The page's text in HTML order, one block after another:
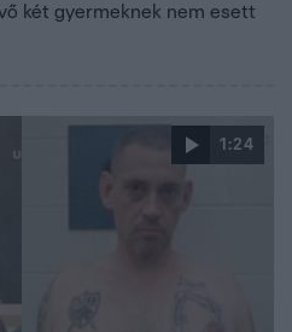
két gyermeknek nem esett
1:24